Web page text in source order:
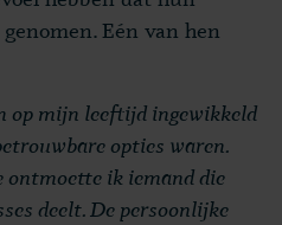
Eén van hen
op mijn leeftijd ingewikkeld
opties waren.
ik iemand die
deelt. De persoonlijke